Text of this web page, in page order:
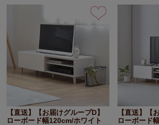
【直送】【お届けグループD】
ローボード幅120cm/ホワイト
【直送】【
ローボード